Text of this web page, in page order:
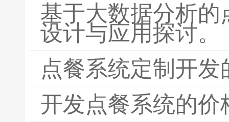
基于大数据分析
设计与应用探讨。
点餐系统定制开
开发点餐系统的